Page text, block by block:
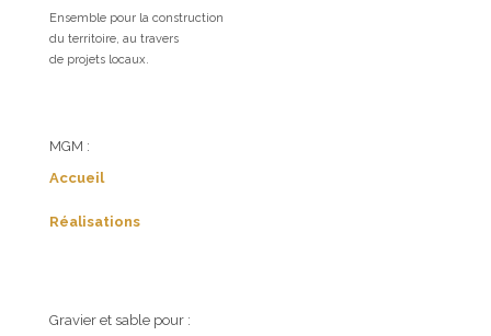
Ensemble pour la construction
du territoire, au travers
de projets locaux.
MGM :
Accueil
Réalisations
Gravier et sable pour :